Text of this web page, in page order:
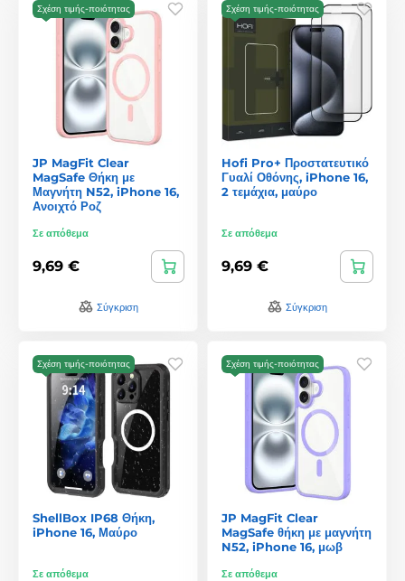
Σχέση τιμής-ποιότητας
JP MagFit Clear
MagSafe Θήκη με
Μαγνήτη N52, iPhone 16,
Ανοιχτό Ροζ
Σε απόθεμα
9,69 €
Σύγκριση
Σχέση τιμής-ποιότητας
Hofi Pro+ Προστατευτικό
Γυαλί Οθόνης, iPhone 16,
2 τεμάχια, μαύρο
Σε απόθεμα
9,69 €
Σύγκριση
Σχέση τιμής-ποιότητας
ShellBox IP68 Θήκη,
iPhone 16, Μαύρο
Σε απόθεμα
Σχέση τιμής-ποιότητας
JP MagFit Clear
MagSafe θήκη με μαγνήτη
N52, iPhone 16, μωβ
Σε απόθεμα